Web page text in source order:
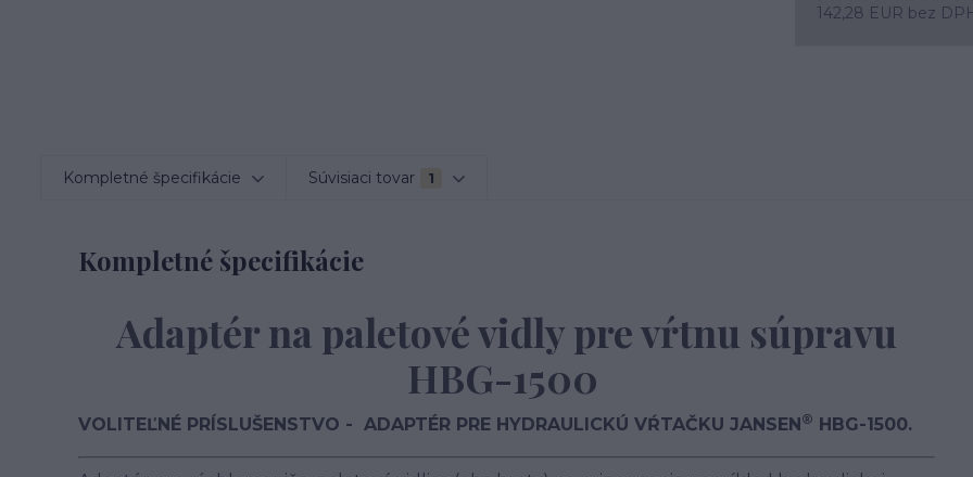
142,28 EUR bez
Kompletné špecifikácie Súvisiaci tovar 1
Kompletné špecifikácie
Adaptér na paletové vidly pre vŕtnu súpravu
HBG-1500
VOLITEĽNÉ PRÍSLUŠENSTVO - ADAPTÉR PRE HYDRAULICKÚ VŔTAČKU JANSEN® HBG-1500.